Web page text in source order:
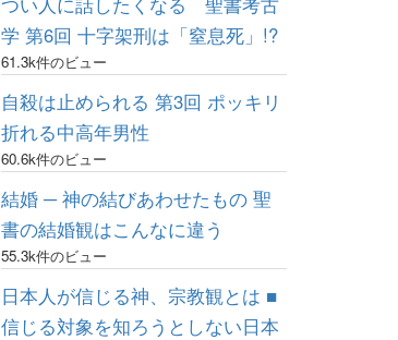
学 第6回 十字架刑は「窒息死」!?
61.3k件のビュー
自殺は止められる 第3回 ポッキリ
折れる中高年男性
60.6k件のビュー
結婚 ─ 神の結びあわせたもの 聖
書の結婚観はこんなに違う
55.3k件のビュー
日本人が信じる神、宗教観とは ■
信じる対象を知ろうとしない日本